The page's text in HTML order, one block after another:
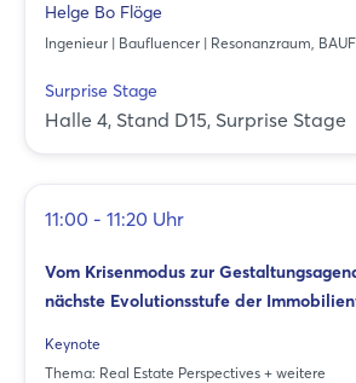
Helge Bo Flöge
Ingenieur | Baufluencer | Resonanzraum,
Surprise Stage
Halle 4, Stand D15, Surprise Stage
11:00 - 11:20 Uhr
Vom Krisenmodus zur
nächste Evolutionsstufe der
Keynote
Thema: Real Estate Perspectives + weitere